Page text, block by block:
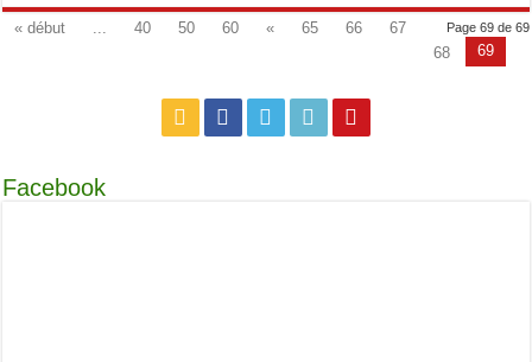
Page 69 de 69
« début ... 40 50 60 « 65 66
67
68
69
Facebook